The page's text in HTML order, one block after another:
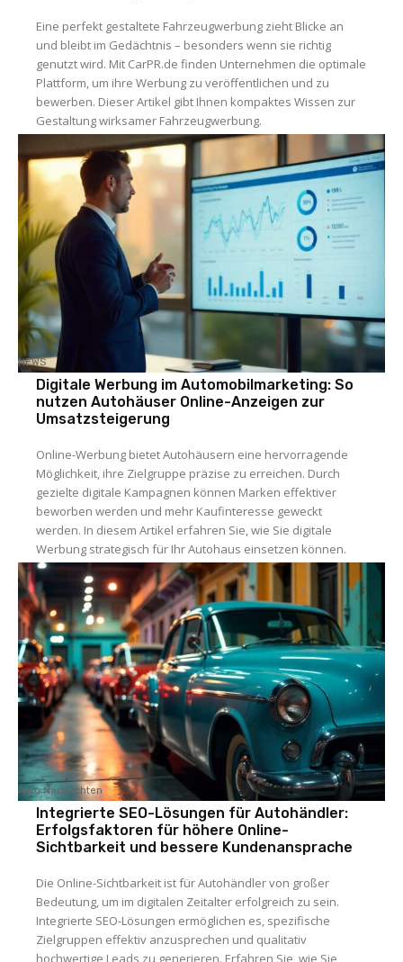
Eine perfekt gestaltete Fahrzeugwerbung zieht Blicke an
und bleibt im Gedächtnis – besonders wenn sie richtig
genutzt wird. Mit CarPR.de finden Unternehmen die optimale
Plattform, um ihre Werbung zu veröffentlichen und zu
bewerben. Dieser Artikel gibt Ihnen kompaktes Wissen zur
Gestaltung wirksamer Fahrzeugwerbung.
NEWS
Digitale Werbung im Automobilmarketing: So
nutzen Autohäuser Online-Anzeigen zur
Umsatzsteigerung
Online-Werbung bietet Autohäusern eine hervorragende
Möglichkeit, ihre Zielgruppe präzise zu erreichen. Durch
gezielte digitale Kampagnen können Marken effektiver
beworben werden und mehr Kaufinteresse geweckt
werden. In diesem Artikel erfahren Sie, wie Sie digitale
Werbung strategisch für Ihr Autohaus einsetzen können.
Auto Nachrichten
Integrierte SEO-Lösungen für Autohändler:
Erfolgsfaktoren für höhere Online-
Sichtbarkeit und bessere Kundenansprache
Die Online-Sichtbarkeit ist für Autohändler von großer
Bedeutung, um im digitalen Zeitalter erfolgreich zu sein.
Integrierte SEO-Lösungen ermöglichen es, spezifische
Zielgruppen effektiv anzusprechen und qualitativ
hochwertige Leads zu generieren. Erfahren Sie, wie Sie